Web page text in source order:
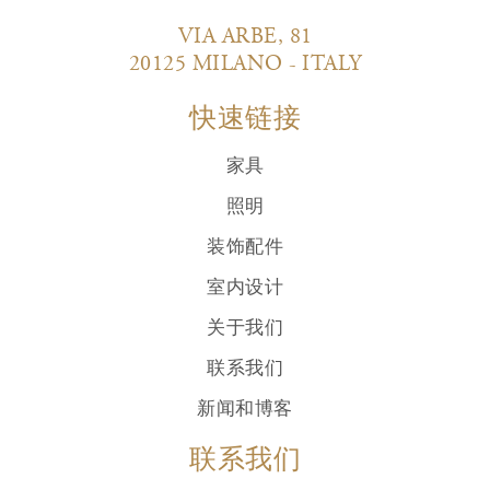
VIA ARBE, 81
20125 MILANO - ITALY
快速链接
家具
照明
装饰配件
室内设计
关于我们
联系我们
新闻和博客
联系我们